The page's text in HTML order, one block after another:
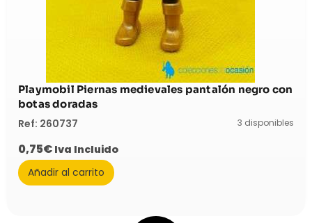
Playmobil Piernas medievales pantalón negro con
botas doradas
Ref: 260737 3 disponibles
0,75€ Iva Incluido
Añadir al carrito